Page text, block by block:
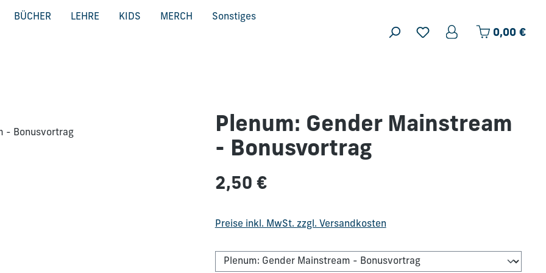
BÜCHER LEHRE KIDS MERCH Sonstiges
0,00 €
Plenum: Gender Mainstream
- Bonusvortrag
Regulärer Preis:
2,50 €
Preise inkl. MwSt. zzgl. Versandkosten